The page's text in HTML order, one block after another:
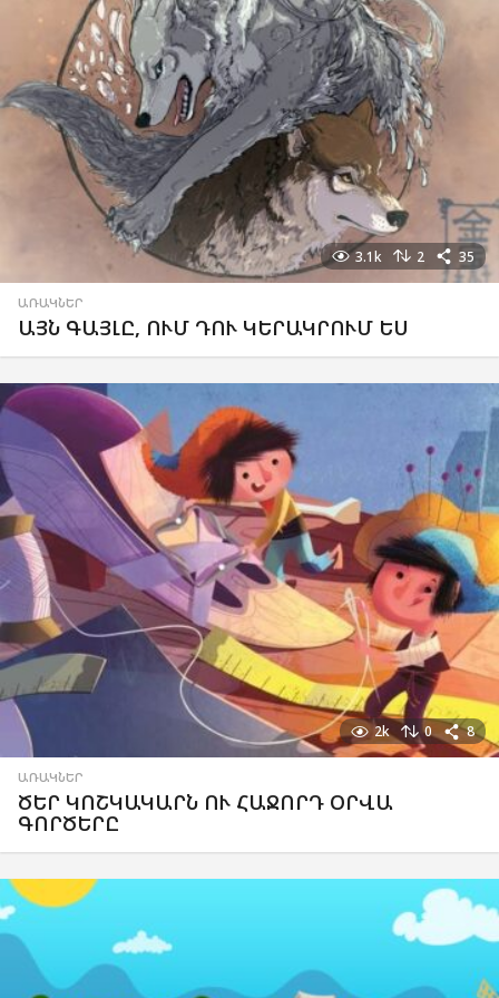
3.1k 2 35
ԱՌԱԿՆԵՐ
ԱՅՆ ԳԱՅԼԸ, ՈՒՄ ԴՈՒ ԿԵՐԱԿՐՈՒՄ ԵՍ
2k 0 8
ԱՌԱԿՆԵՐ
ԾԵՐ ԿՈՇԿԱԿԱՐՆ ՈՒ ՀԱՋՈՐԴ ՕՐՎԱ
ԳՈՐԾԵՐԸ